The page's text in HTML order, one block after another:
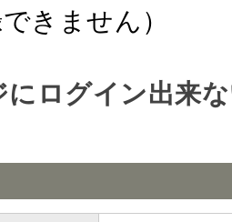
きません）
にログイン出来